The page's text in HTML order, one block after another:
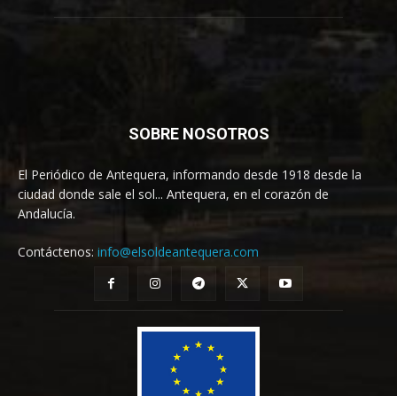
SOBRE NOSOTROS
El Periódico de Antequera, informando desde 1918 desde la
ciudad donde sale el sol... Antequera, en el corazón de
Andalucía.
Contáctenos: info@elsoldeantequera.com